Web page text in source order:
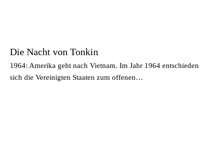
Die Nacht von Tonkin
1964: Amerika geht nach Vietnam. Im Jahr 1964 entschieden
sich die Vereinigten Staaten zum offenen…